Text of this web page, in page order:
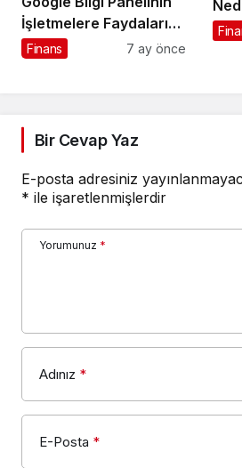
İşletmelere Faydaları
Nelerdir?
Finans 7 ay önce
Bir Cevap Yaz
E-posta adresiniz
* ile işaretlenmişlerdir
Yorumunuz *
Adınız *
E-Posta *